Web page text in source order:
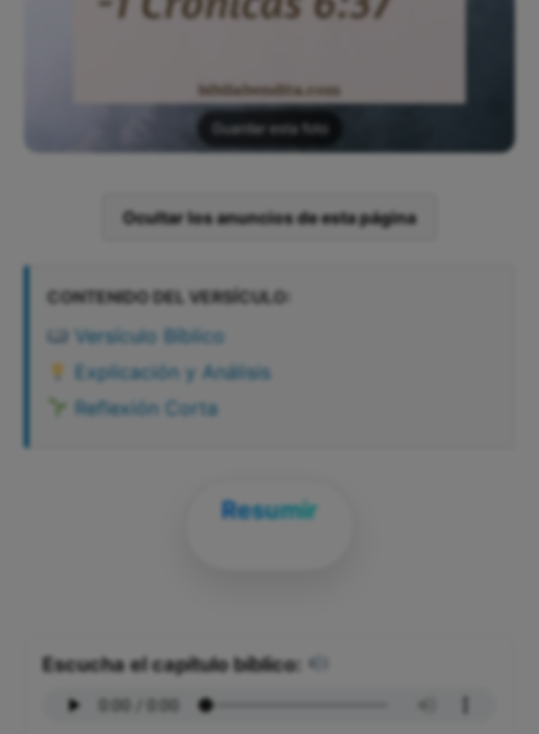
Guardar esta foto
Ocultar los anuncios de esta página
CONTENIDO DEL VERSÍCULO:
Versículo Bíblico
Explicación y Análisis
Reflexión Corta
Resumir
Escucha el capítulo bíblico: